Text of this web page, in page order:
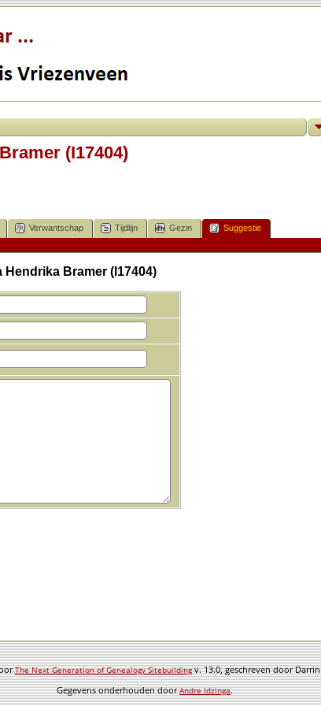
(I17404)
Verwantschap Tijdlijn Gezin Suggestie
Bramer (I17404)
The Next Generation of Genealogy Sitebuildingv. 13.0, geschreven door
Gegevens onderhouden doorAndre Idzinga.